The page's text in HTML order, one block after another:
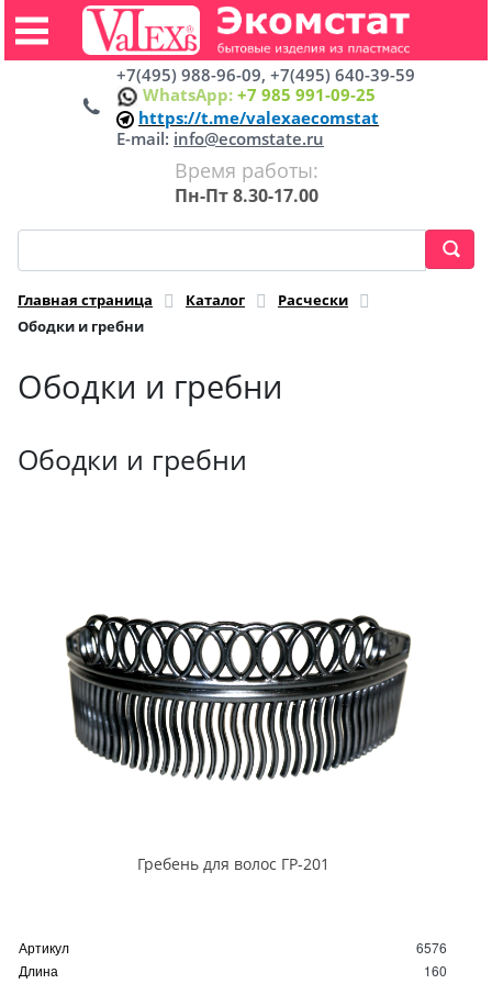
+7(495) 988-96-09, +7(495) 640-39-59
WhatsApp: +7 985 991-09-25
https://t.me/valexaecomstat
E-mail: info@ecomstate.ru
Время работы:
Пн-Пт 8.30-17.00
Главная страница Каталог
Расчески
Ободки и гребни
Ободки и гребни
Ободки и гребни
Гребень для волос ГР-201
Артикул
6576
Длина
160